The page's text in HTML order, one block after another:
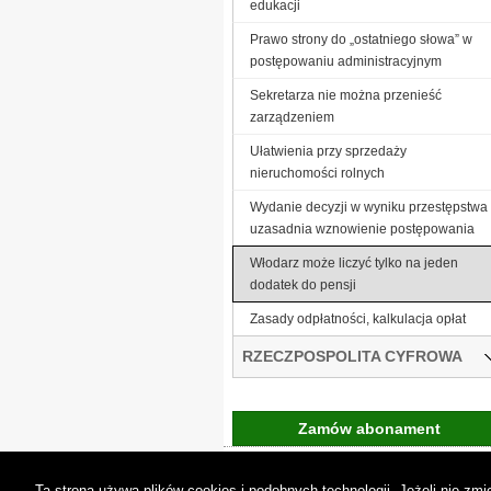
edukacji
Prawo strony do „ostatniego słowa” w
postępowaniu administracyjnym
Sekretarza nie można przenieść
zarządzeniem
Ułatwienia przy sprzedaży
nieruchomości rolnych
Wydanie decyzji w wyniku przestępstwa
uzasadnia wznowienie postępowania
Włodarz może liczyć tylko na jeden
dodatek do pensji
Zasady odpłatności, kalkulacja opłat
RZECZPOSPOLITA CYFROWA
Zamów abonament